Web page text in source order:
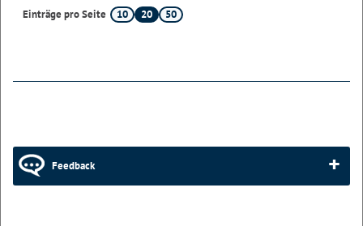
Einträge pro Seite
10 20 50
Feedback